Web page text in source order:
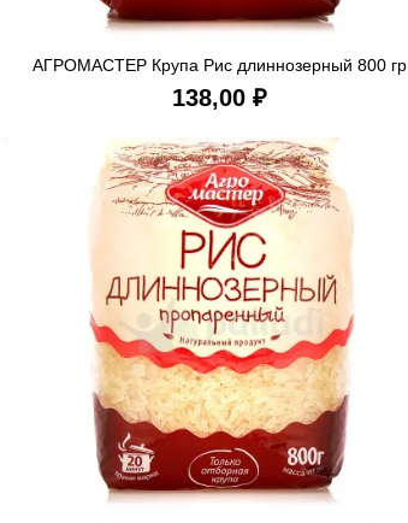
В КОРЗИНУ
АГРОМАСТЕР Крупа Рис длиннозерный 800 гр
₽